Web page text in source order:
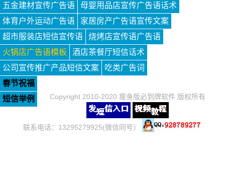
五金建材宣传广告语
母婴用品店宣传广告语话术
体育户外运动广告语
家居房产广告语宣传文案
超市服装店短信宣传语
烧烤店宣传语广告语
火锅店广告语模板
酒店茶餐厅短信话术
公司宣传推广产品短信文案
吃类广告词
春节祝福
短信举例
Copyright 2010-2020 瘦身版必到牌软件 版权所有
联系电话：13295279925(微信同号）